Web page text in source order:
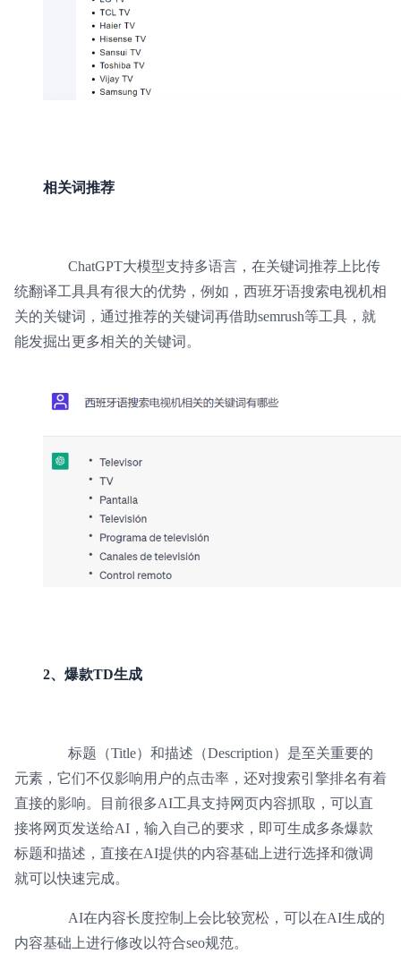
相关词推荐
ChatGPT大模型支持多语言，在关键词推荐上比传
统翻译工具具有很大的优势，例如，西班牙语搜索电视机相
关的关键词，通过推荐的关键词再借助semrush等工具，就
能发掘出更多相关的关键词。
2、爆款TD生成
标题（Title）和描述（Description）是至关重要的
元素，它们不仅影响用户的点击率，还对搜索引擎排名有着
直接的影响。目前很多AI工具支持网页内容抓取，可以直
接将网页发送给AI，输入自己的要求，即可生成多条爆款
标题和描述，直接在AI提供的内容基础上进行选择和微调
就可以快速完成。
AI在内容长度控制上会比较宽松，可以在AI生成的
内容基础上进行修改以符合seo规范。